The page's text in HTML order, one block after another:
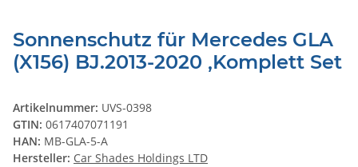
Sonnenschutz für Mercedes GLA
(X156) BJ.2013-2020 ,Komplett Set
Artikelnummer: UVS-0398
GTIN: 0617407071191
HAN: MB-GLA-5-A
Hersteller: Car Shades Holdings LTD